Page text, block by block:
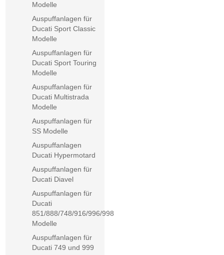
Modelle
Auspuffanlagen für
Ducati Sport Classic
Modelle
Auspuffanlagen für
Ducati Sport Touring
Modelle
Auspuffanlagen für
Ducati Multistrada
Modelle
Auspuffanlagen für
SS Modelle
Auspuffanlagen
Ducati Hypermotard
Auspuffanlagen für
Ducati Diavel
Auspuffanlagen für
Ducati
851/888/748/916/996/998
Modelle
Auspuffanlagen für
Ducati 749 und 999